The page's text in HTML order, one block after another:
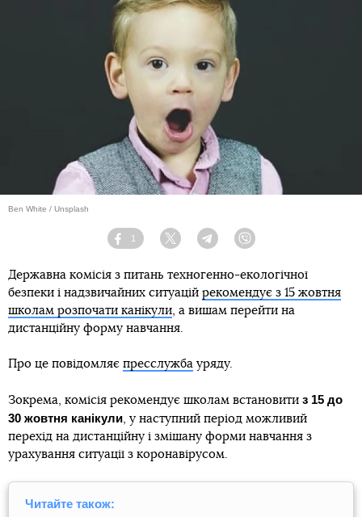
Ben White / Unsplash
Facebook
1
Twitter TelegramViber
Державна комісія з питань техногенно-екологічної
безпеки і надзвичайних ситуацій рекомендує з 15 жовтня
школам розпочати канікули , а вишам перейти на
дистанційну форму навчання.
Про це повідомляє пресслужба уряду.
Зокрема, комісія рекомендує школам встановити з 15 до
30 жовтня канікули , у наступний період можливий
перехід на дистанційну і змішану форми навчання з
урахування ситуації з коронавірусом.
Читайте також: